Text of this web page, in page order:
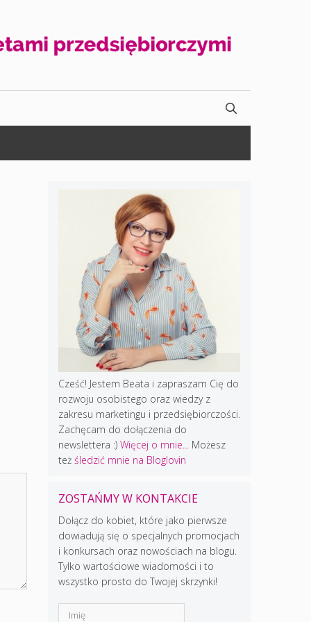
Cześć! Jestem Beata i zapraszam Cię do
rozwoju osobistego oraz wiedzy z
zakresu marketingu i przedsiębiorczości.
Zachęcam do dołączenia do
newslettera :) Więcej o mnie...
Możesz
też śledzić mnie na Bloglovin
ZOSTAŃMY W KONTAKCIE
Dołącz do kobiet, które jako pierwsze
dowiadują się o specjalnych promocjach
i konkursach oraz nowościach na blogu.
Tylko wartościowe wiadomości i to
wszystko prosto do Twojej skrzynki!